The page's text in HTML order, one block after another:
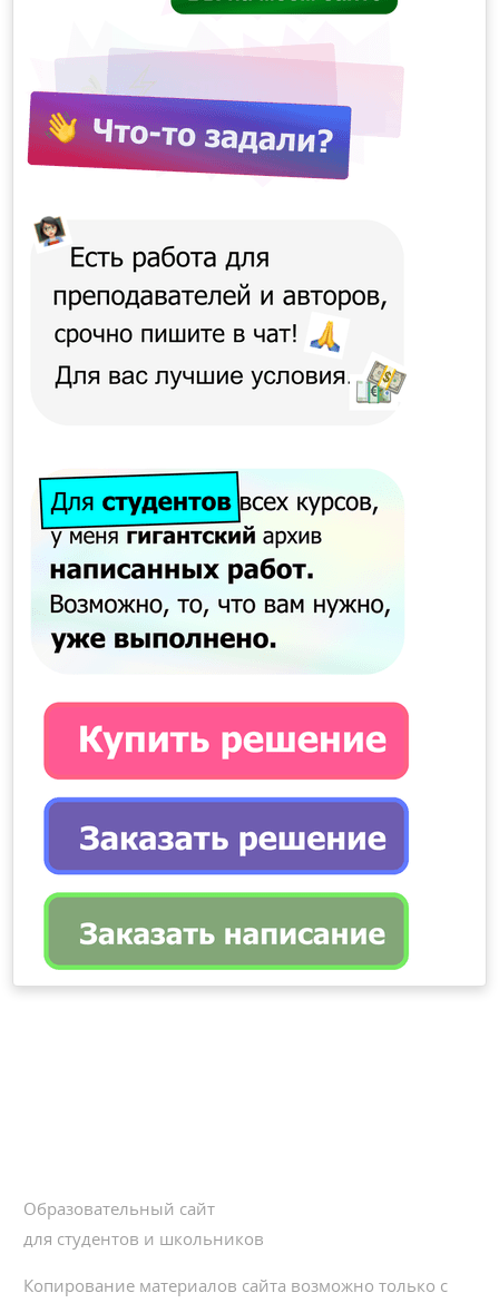
Образовательный сайт
для студентов и школьников
Копирование материалов сайта возможно только с